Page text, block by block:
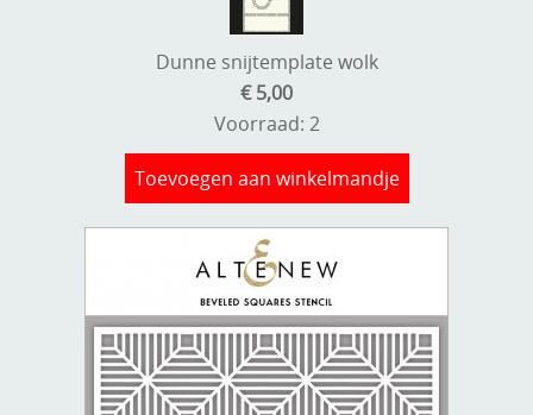
Hechtingsmaterialen
Hout , MDF, kartonmateriaal, steen
Verzend - en verpakkingsk
Anders creatief
Dunne snijtemplate wolk
€ 5,00
Voorraad: 2
Toevoegen aan winkelmandje